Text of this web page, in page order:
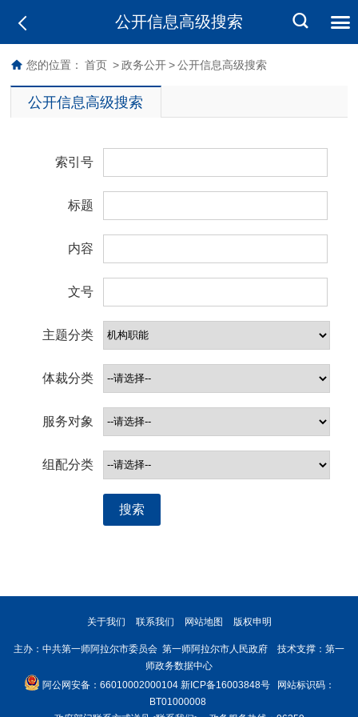
公开信息高级搜索
您的位置： 首页 > 政务公开 > 公开信息高级搜索
公开信息高级搜索
索引号
标题
内容
文号
主题分类
体裁分类
服务对象
组配分类
搜索
关于我们 联系我们 网站地图 版权申明
主办：中共第一师阿拉尔市委员会 第一师阿拉尔市人民政府 技术支撑：第一
师政务数据中心
阿公网安备：66010002000104 新ICP备16003848号网站标识码：
BT01000008